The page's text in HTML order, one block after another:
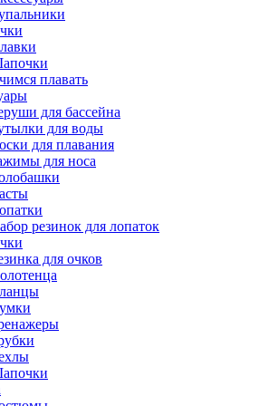
плавать
для бассейна
для воды
для плавания
для носа
резинок для лопаток
для очков